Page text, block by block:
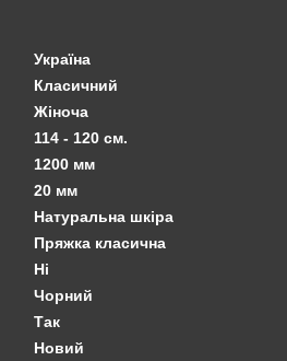
Україна
Класичний
Жіноча
114 - 120 см.
1200 мм
20 мм
Натуральна шкіра
Пряжка класична
Ні
Чорний
Так
Новий